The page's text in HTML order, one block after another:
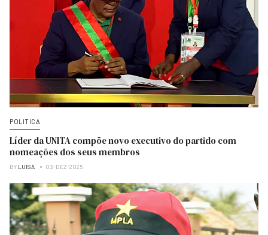
POLITICA
Líder da UNITA compõe novo executivo do partido com
nomeações dos seus membros
BY LUISA 03-DEZ-2025